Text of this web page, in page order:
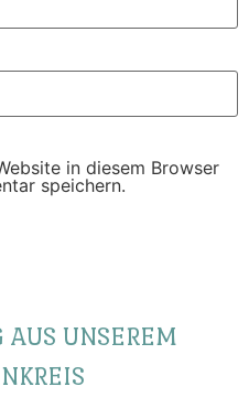
in diesem Browser
speichern.
AUS UNSEREM